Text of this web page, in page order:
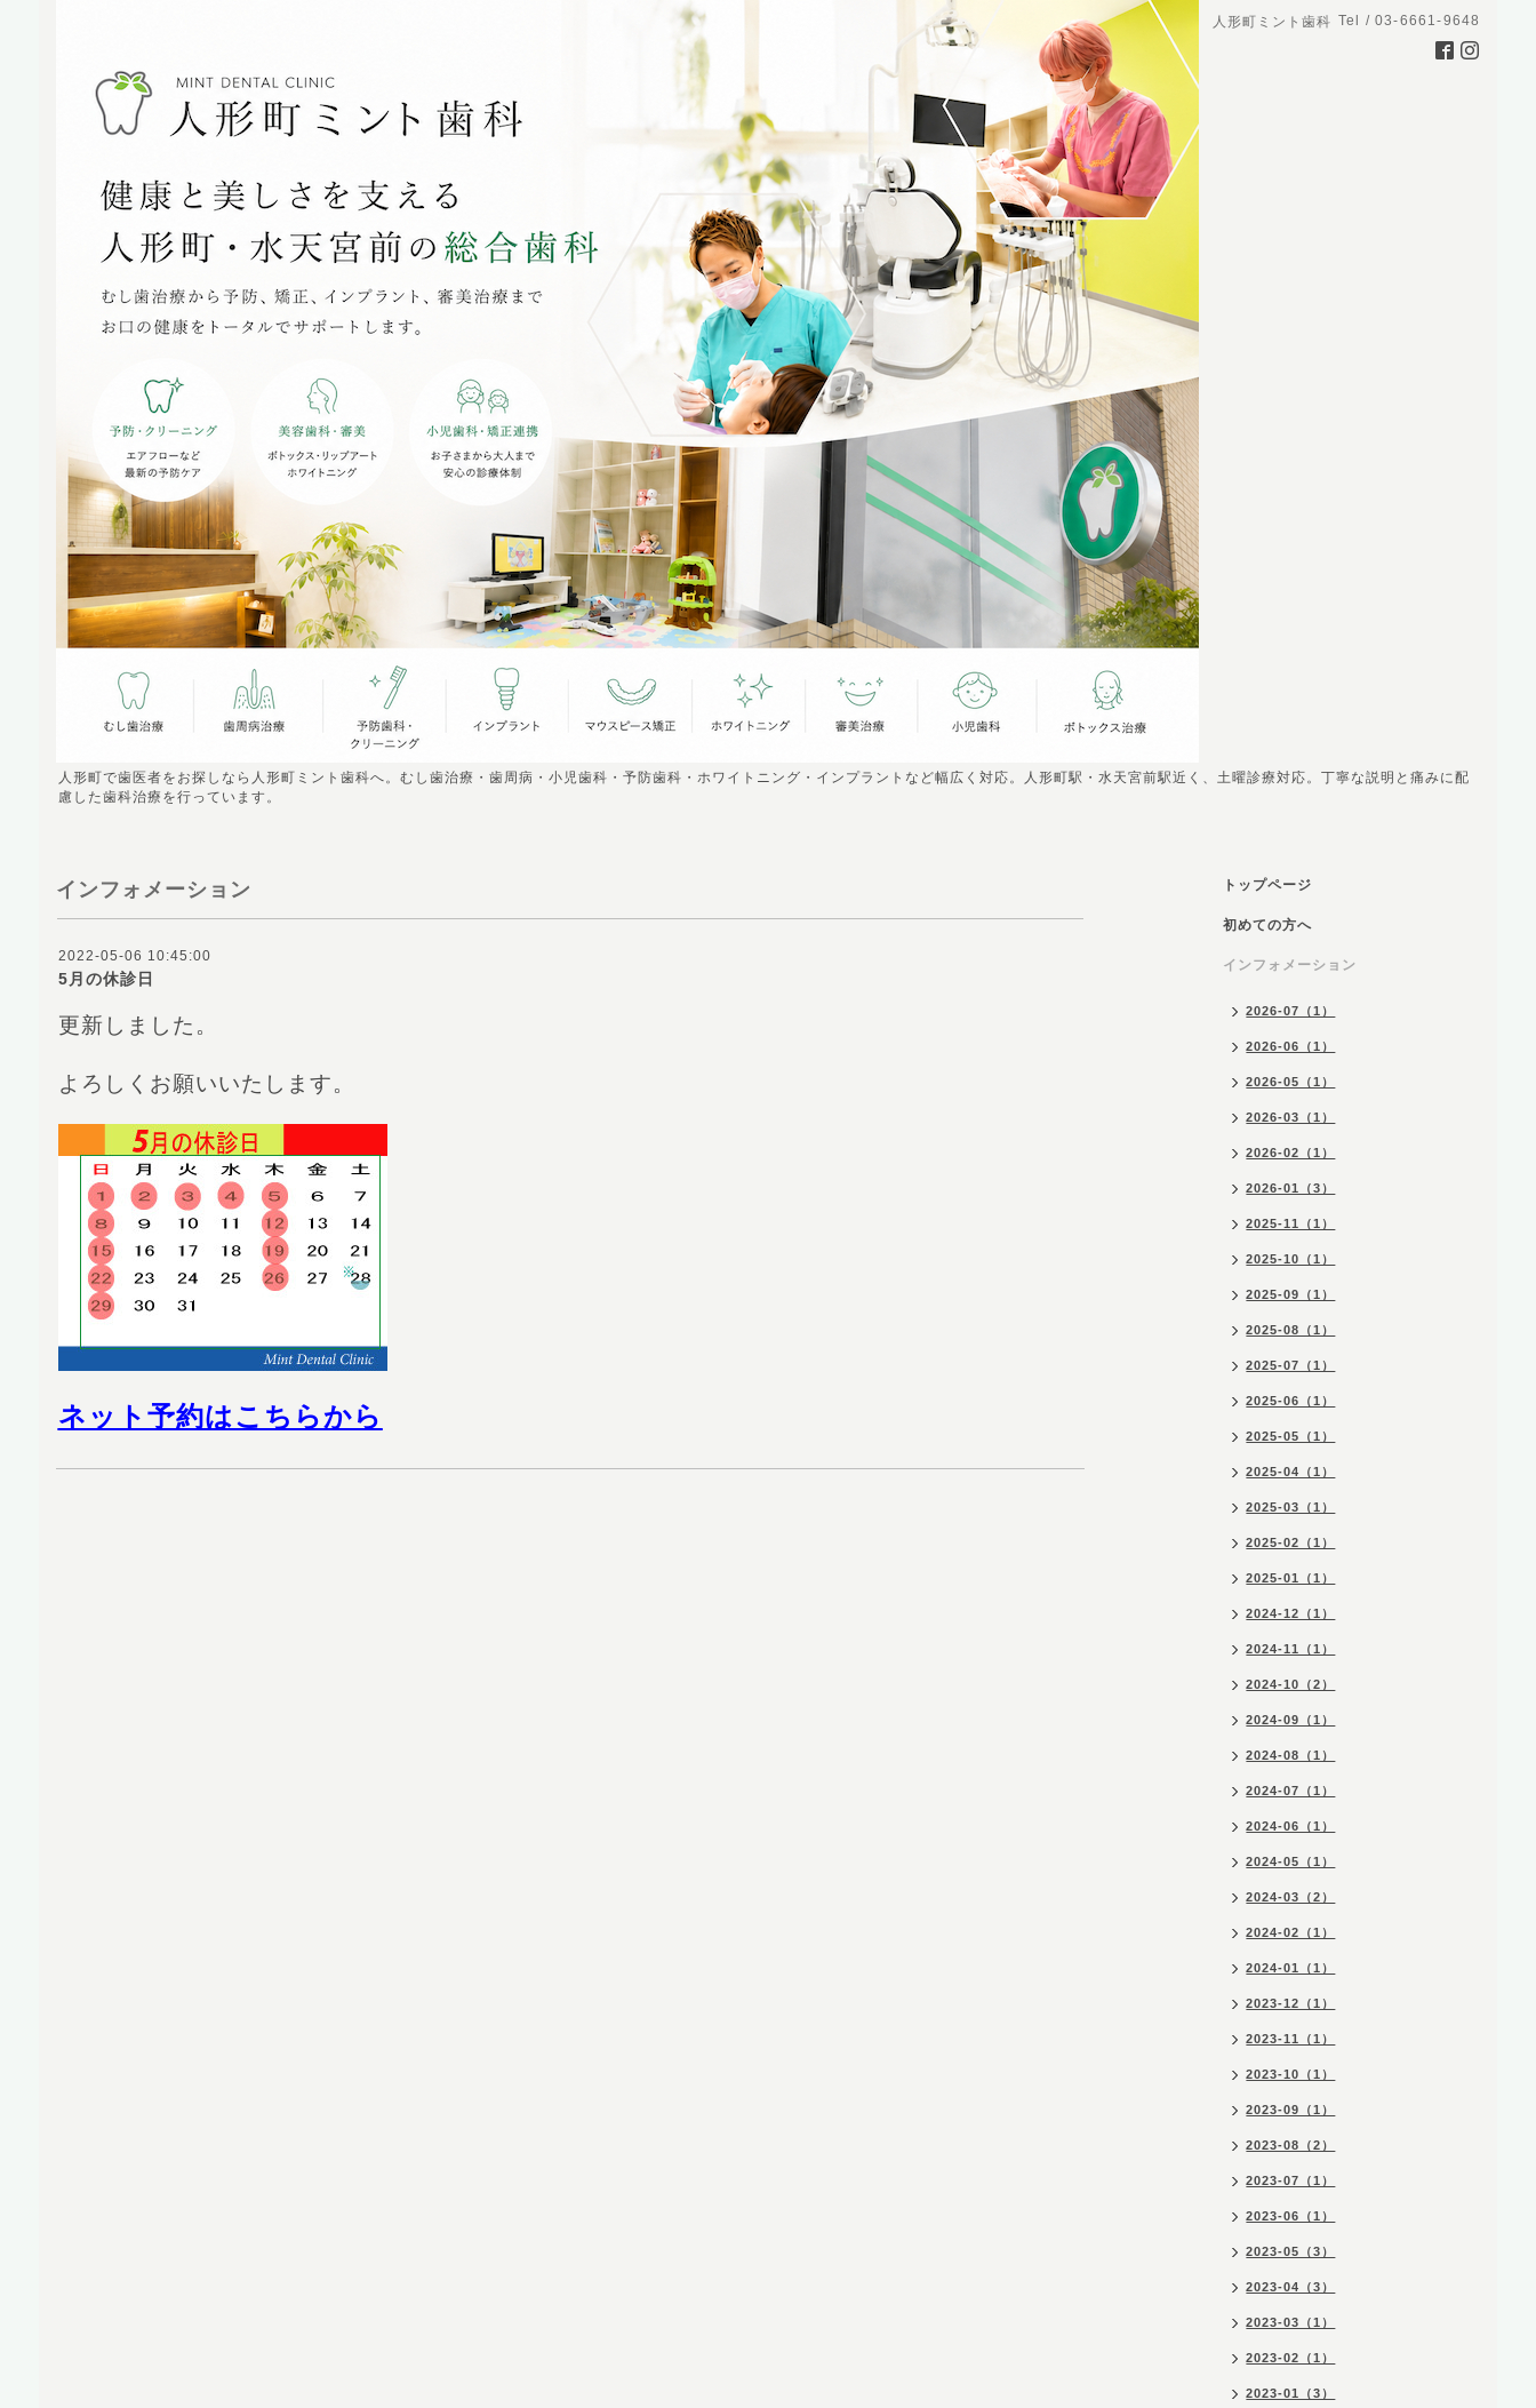
人形町ミント歯科 Tel / 03-6661-9648
人形町で歯医者をお探しなら人形町ミント歯科へ。むし歯治療・歯周病・小児歯科・予防歯科・ホワイトニング・インプラントなど幅広く対応。人形町駅・水天宮前駅近く、土曜診療対応。丁寧な説明と痛みに配
慮した歯科治療を行っています。
インフォメーション
2022-05-06 10:45:00
5月の休診日
更新しました。
よろしくお願いいたします。
ネット予約はこちらから
トップページ
初めての方へ
インフォメーション
2026-07（1）
2026-06（1）
2026-05（1）
2026-03（1）
2026-02（1）
2026-01（3）
2025-11（1）
2025-10（1）
2025-09（1）
2025-08（1）
2025-07（1）
2025-06（1）
2025-05（1）
2025-04（1）
2025-03（1）
2025-02（1）
2025-01（1）
2024-12（1）
2024-11（1）
2024-10（2）
2024-09（1）
2024-08（1）
2024-07（1）
2024-06（1）
2024-05（1）
2024-03（2）
2024-02（1）
2024-01（1）
2023-12（1）
2023-11（1）
2023-10（1）
2023-09（1）
2023-08（2）
2023-07（1）
2023-06（1）
2023-05（3）
2023-04（3）
2023-03（1）
2023-02（1）
2023-01（3）